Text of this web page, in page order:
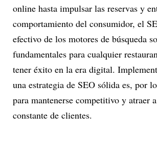
online hasta impulsar las reservas y
comportamiento del consumidor, el
efectivo de los motores de búsqueda
fundamentales para cualquier
tener éxito en la era digital.
una estrategia de SEO sólida es, por
para mantenerse competitivo y atraer
constante de clientes.